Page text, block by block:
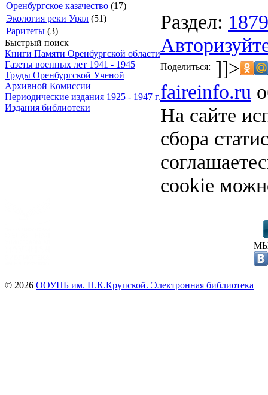
Оренбургское казачество (17)
Экология реки Урал (51)
Раритеты (3)
Быстрый поиск
Книги Памяти Оренбургской области
Газеты военных лет 1941 - 1945
Труды Оренбургской Ученой
Архивной Комиссии
Периодические издания 1925 - 1947 г.
Издания библиотеки
Раздел: 1879
Поделиться: ]]>
faireinfo.ru
На сайте
сбора
cookie
© 2026 ООУНБ им. Н.К.Крупской. Электронная библиотека